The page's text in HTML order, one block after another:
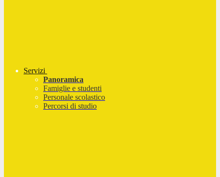
Servizi
Panoramica
Famiglie e studenti
Personale scolastico
Percorsi di studio